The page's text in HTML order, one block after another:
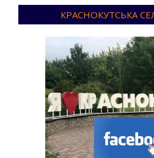
КРАСНОКУТСЬКА